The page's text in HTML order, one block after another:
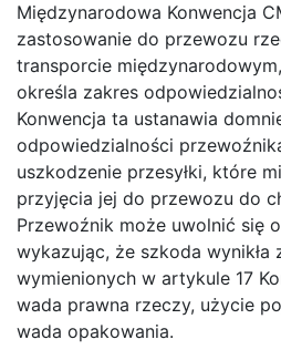
Międzynarodowa Konwencja
zastosowanie do przewozu
transporcie
określa zakres
Konwencja ta ustanawia
odpowiedzialności
uszkodzenie przesyłki, które
przyjęcia jej do przewozu do
Przewoźnik może uwolnić się
wykazując, że szkoda
wymienionych w artykule 17
wada prawna rzeczy, użycie
wada opakowania.